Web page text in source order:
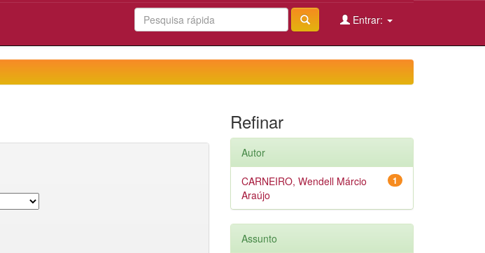
Entrar:
Refinar
Autor
1
CARNEIRO, Wendell Márcio
Araújo
Assunto